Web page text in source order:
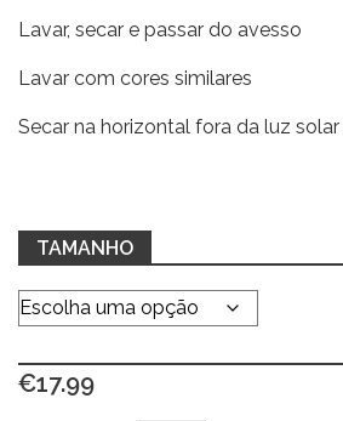
Lavar, secar e passar do avesso
Lavar com cores similares
Secar na horizontal fora da luz
TAMANHO
€17.99